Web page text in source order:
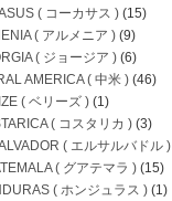
( コーカサス ) (15)
( アルメニア ) (9)
( ジョージア ) (6)
AMERICA ( 中米 ) (46)
( ベリーズ ) (1)
( コスタリカ ) (3)
( エルサルバドル )
( グアテマラ ) (15)
( ホンジュラス ) (1)